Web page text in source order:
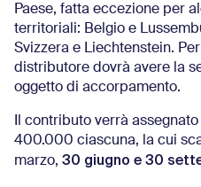
Paese, fatta eccezione per
territoriali: Belgio e
Svizzera e Liechtenstein.
distributore dovrà avere la
oggetto di accorpamento.
Il contributo verrà
400.000 ciascuna, la cui
marzo, 30 giugno e 30